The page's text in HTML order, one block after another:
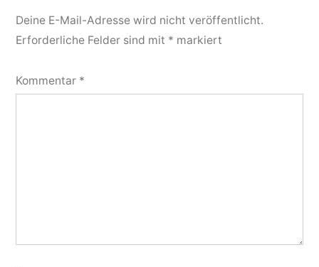
Deine E-Mail-Adresse wird nicht veröffentlicht.
Erforderliche Felder sind mit * markiert
Kommentar *